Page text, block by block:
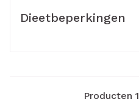
Dieetbeperkingen
Producten 1